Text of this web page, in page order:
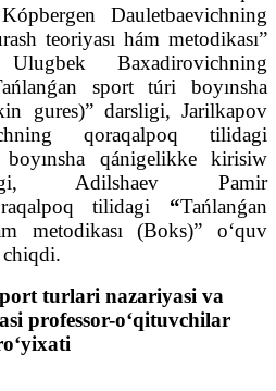
Dauletbaevichning
teoriyası hám metodikası”
Baxadirovichning
sport túri boyınsha
gures)” darsligi, Jarilkapov
qoraqalpoq tilidagi
qánigelikke kirisiw
Adilshaev Pamir
tilidagi “Tańlanǵan
metodikası (Boks)” o‘quv
chiqdi.
turlari nazariyasi va
professor-o‘qituvchilar